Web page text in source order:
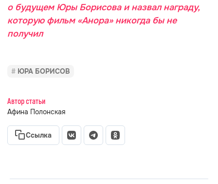
о будущем Юры Борисова и назвал награду,
которую фильм «Анора» никогда бы не
получил
ЮРА БОРИСОВ
Автор статьи
Афина Полонская
Ссылка